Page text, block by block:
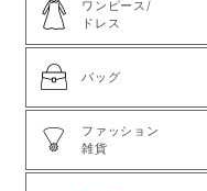
ワンピース/
ドレス
バッグ
ファッション
雑貨